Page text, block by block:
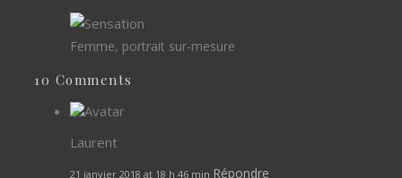
Femme, portrait sur-mesure
10 Comments
Laurent
21 janvier 2018 at 18 h 46 min Répondre